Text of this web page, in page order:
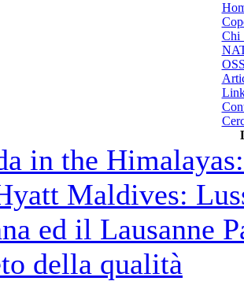
Chi
in the
Maldives:
ed il Lausanne
della qualità